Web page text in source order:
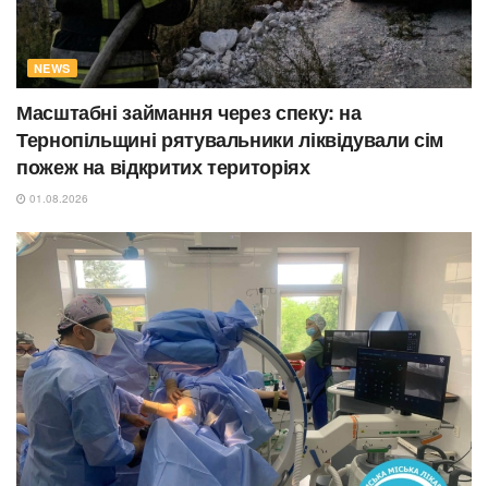
NEWS
Масштабні займання через спеку: на
Тернопільщині рятувальники ліквідували сім
пожеж на відкритих територіях
01.08.2026